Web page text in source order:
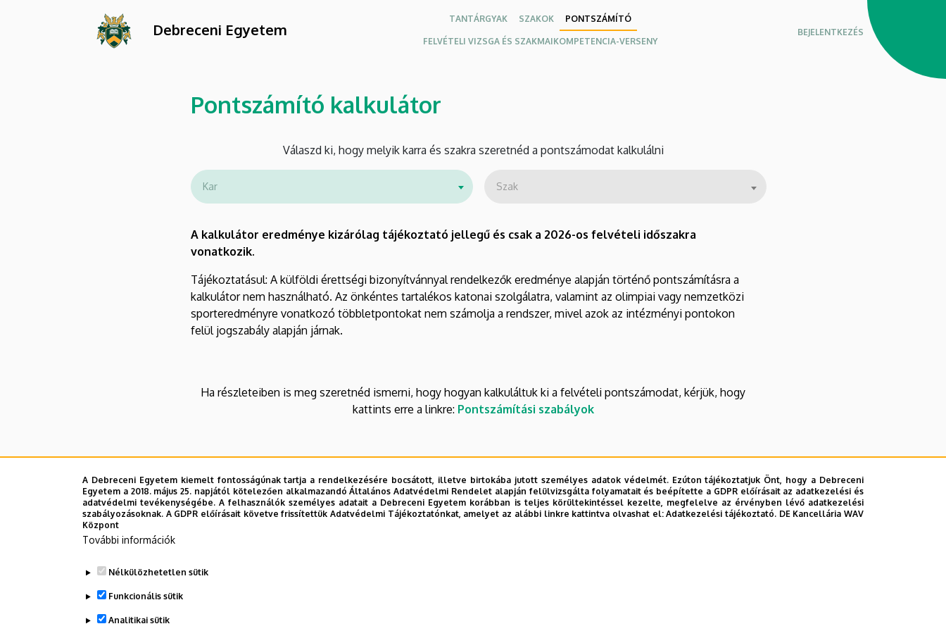
Pontszámító
kalkulátor
Debreceni Egyetem
TANTÁRGYAK SZAKOK PONTSZÁMÍTÓ
FELVÉTELI VIZSGA ÉS SZAKMAIKOMPETENCIA-VERSENY
Felhasználói
BEJELENTKEZÉS
Pontszámító kalkulátor
Válaszd ki, hogy melyik karra és szakra szeretnéd a pontszámodat kalkulálni
Kar Szak
A kalkulátor eredménye kizárólag tájékoztató jellegű és csak a 2026-os felvételi időszakra
vonatkozik.
Tájékoztatásul: A külföldi érettségi bizonyítvánnyal rendelkezők eredménye alapján történő pontszámításra a
kalkulátor nem használható. Az önkéntes tartalékos katonai szolgálatra, valamint az olimpiai vagy nemzetközi
sporteredményre vonatkozó többletpontokat nem számolja a rendszer, mivel azok az intézményi pontokon
felül jogszabály alapján járnak.
Ha részleteiben is meg szeretnéd ismerni, hogy hogyan kalkuláltuk ki a felvételi pontszámodat, kérjük, hogy
kattints erre a linkre: Pontszámítási szabályok
A Debreceni Egyetem kiemelt fontosságúnak tartja a rendelkezésére bocsátott, illetve birtokába jutott személyes adatok védelmét. Ezúton tájékoztatjuk Önt, hogy a Debreceni
Egyetem a 2018. május 25. napjától kötelezően alkalmazandó Általános Adatvédelmi Rendelet alapján felülvizsgálta folyamatait és beépítette a GDPR előírásait az adatkezelési és
adatvédelmi tevékenységébe. A felhasználók személyes adatait a Debreceni Egyetem korábban is teljes körültekintéssel kezelte, megfelelve az érvényben lévő adatkezelési
szabályozásoknak. A GDPR előírásait követve frissítettük Adatvédelmi Tájékoztatónkat, amelyet az alábbi linkre kattintva olvashat el:Adatkezelési tájékoztató. DE Kancellária WAV
Központ
További információk
Nélkülözhetetlen sütik
Funkcionális sütik
Analitikai sütik